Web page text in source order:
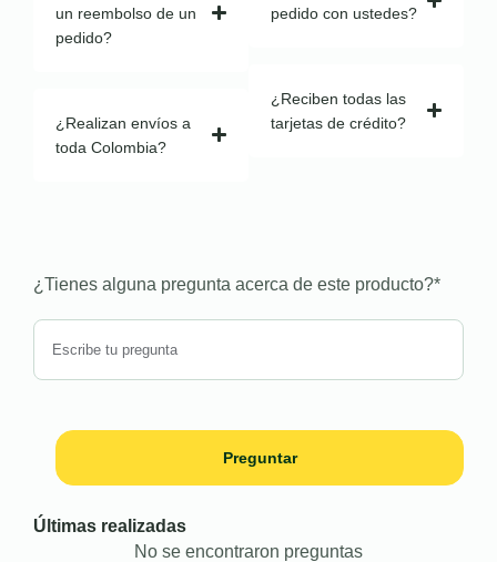
un reembolso de un
pedido?
¿Realizan envíos a
toda Colombia?
pedido con ustedes?
¿Reciben todas las
tarjetas de crédito?
¿Tienes alguna pregunta acerca de este producto?*
Preguntar
Últimas realizadas
No se encontraron preguntas